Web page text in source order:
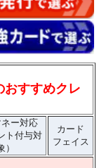
おすすめクレ
ー対応
ト付与対
）
カード
フェイス